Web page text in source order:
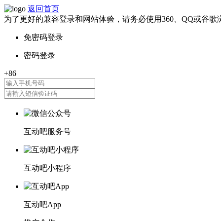
返回首页
为了更好的兼容登录和网站体验，请务必使用360、QQ或谷歌
互动吧服务号
互动吧小程序
互动吧App